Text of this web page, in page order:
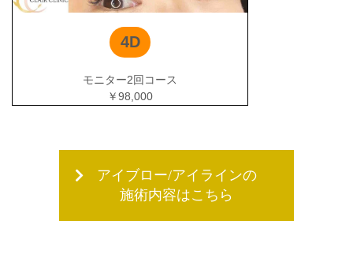
4D
モニター2回コース
￥98,000
アイブロー/アイラインの
施術内容はこちら